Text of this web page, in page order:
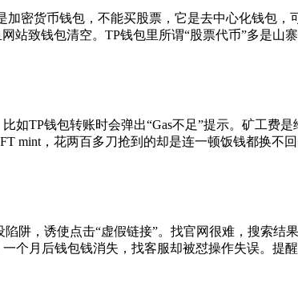
密货币钱包，不能买股票，它是去中心化钱包
站致钱包清空。TP钱包里所谓“股票代币”多是山
如TP钱包转账时会弹出“Gas不足”提示。矿工费
mint，花两百多刀抢到的却是连一顿饭钱都换不
阱，诱使点击“虚假链接”。找官网很难，搜索
个月后钱包钱消失，找客服却被怼操作失误。提